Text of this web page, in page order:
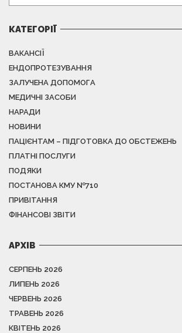
КАТЕГОРІЇ
ВАКАНСІЇ
ЕНДОПРОТЕЗУВАННЯ
ЗАЛУЧЕНА ДОПОМОГА
МЕДИЧНІ ЗАСОБИ
НАРАДИ
НОВИНИ
ПАЦІЄНТАМ – ПІДГОТОВКА ДО ОБСТЕЖЕНЬ
ПЛАТНІ ПОСЛУГИ
ПОДЯКИ
ПОСТАНОВА КМУ №710
ПРИВІТАННЯ
ФІНАНСОВІ ЗВІТИ
АРХІВ
СЕРПЕНЬ 2026
ЛИПЕНЬ 2026
ЧЕРВЕНЬ 2026
ТРАВЕНЬ 2026
КВІТЕНЬ 2026